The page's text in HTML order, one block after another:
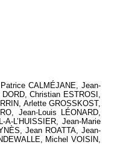
CALMÉJANE, Jean-
Christian ESTROSI,
Arlette GROSSKOST,
Jean-Louis LÉONARD,
L’HUISSIER, Jean-Marie
Jean ROATTA, Jean-
Michel VOISIN,